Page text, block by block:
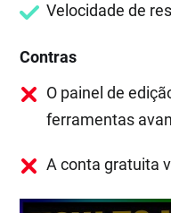
Velocidade de
Contras
O painel de
ferramentas
A conta gratuita